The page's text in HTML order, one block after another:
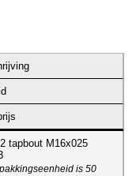
tapbout M16x025
is 50